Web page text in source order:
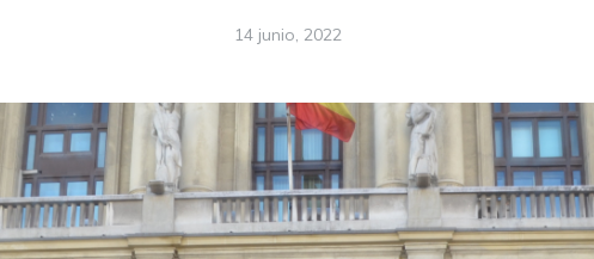
14 junio, 2022